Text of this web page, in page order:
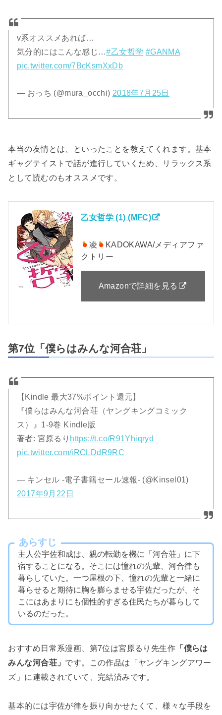
v系オススメあれば…
気分的にはこんな感じ…#乙女哲学 #GANMA
pic.twitter.com/7BcKsmXxDb
— おっち (@mura_occhi) 2018年7月25日
本当の友情とは、といったことを教えてくれます。基本
ギャグテイストで話が進行していくため、リラックス系
として読むのもオススメです。
乙女哲学 (1) (MFC)
凌
KADOKAWA/メディアファ
クトリー
Amazonで詳細を見る
第7位「僕らはみんな河合荘」
【Kindle 最大37%ポイント還元】
『僕らはみんな河合荘（ヤングキングコミック
ス）』1-9巻 Kindle版
著者: 宮原るり https://t.co/R91Yhiqryd
pic.twitter.com/iRCLDdR9RC
— キンセル -電子書籍セール速報- (@Kinsel01)
2017年9月22日
あらすじ
主人公宇佐和成は、親の転勤を機に「河合荘」に下
宿することになる。そこには憧れの先輩、河合律も
暮らしていた。一つ屋根の下、憧れの先輩と一緒に
暮らせると期待に胸を膨らませる宇佐だったが、そ
こにはあまりにも個性的すぎる住民たちが暮らして
いるのだった。
おすすめ日常系漫画、第7位は宮原るり先生作 「僕らは
みんな河合荘」 です。この作品は「ヤングキングアワー
ズ」に連載されていて、完結済みです。
基本的には宇佐が律を振り向かせたくて、様々な手段を